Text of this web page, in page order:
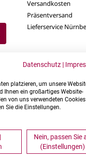
Versandkosten
Präsentversand
Lieferservice
Datenschutz |
platzieren, um unsere
Ihnen ein großartiges Website-
von uns verwendeten
Sie die Einstellungen.
Nein, passen Sie
(Einstellungen)